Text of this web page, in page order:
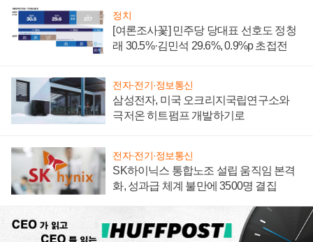
정치
[여론조사꽃] 민주당 당대표 선호도 정청
래 30.5%·김민석 29.6%, 0.9%p 초접전
전자·전기·정보통신
삼성전자, 미국 오크리지국립연구소와
극저온 히트펌프 개발하기로
전자·전기·정보통신
SK하이닉스 통합노조 설립 움직임 본격
화, 성과급 체계 불만에 3500명 결집